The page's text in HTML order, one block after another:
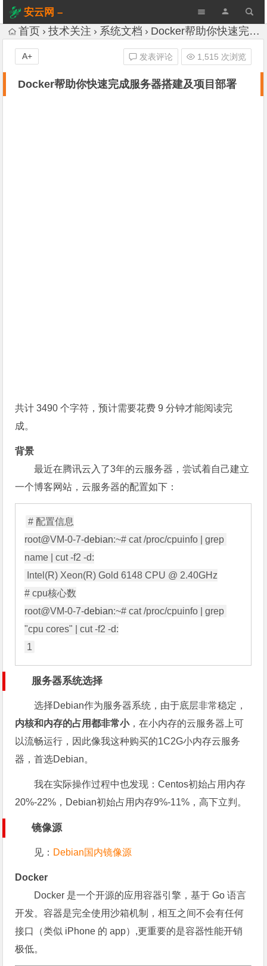
安云网 –
AnYun.ORG
首页 技术关注 系统文档 Docker帮助你快速完成服务器搭建及项目部署
Docker帮助你快速完成服务器搭建及项目部署
发表评论 1,515 次浏览
A+
共计 3490 个字符，预计需要花费 9 分钟才能阅读完
成。
背景
最近在腾讯云入了3年的云服务器，尝试着自己建立
一个博客网站，云服务器的配置如下：
# 配置信息
root@VM-0-7-debian:~# cat /proc/cpuinfo | grep
name | cut -f2 -d:
# cpu核心数
root@VM-0-7-debian:~# cat /proc/cpuinfo | grep
"cpu cores" | cut -f2 -d:
服务器系统选择
选择Debian作为服务器系统，由于底层非常稳定，
内核和内存的占用都非常小，在小内存的云服务器上可
以流畅运行，因此像我这种购买的1C2G小内存云服务
器，首选Debian。
我在实际操作过程中也发现：Centos初始占用内存
20%-22%，Debian初始占用内存9%-11%，高下立判。
镜像源
见： Debian国内镜像源
Docker
Docker 是一个开源的应用容器引擎，基于 Go 语言
开发。容器是完全使用沙箱机制，相互之间不会有任何
接口（类似 iPhone 的 app）,更重要的是容器性能开销
极低。